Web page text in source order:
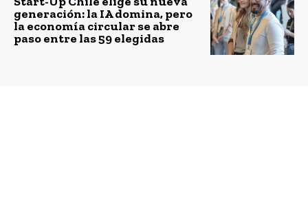
generación: la IA domina, pero
la economía circular se abre
paso entre las 59 elegidas